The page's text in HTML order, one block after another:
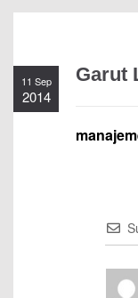
11 Sep
2014
Garut